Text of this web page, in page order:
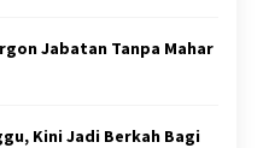
Jabatan Tanpa Mahar
Kini Jadi Berkah Bagi